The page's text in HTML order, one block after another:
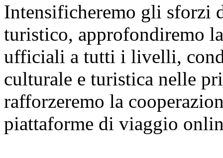
Intensificheremo gli sforzi
turistico, approfondiremo
ufficiali a tutti i livelli,
culturale e turistica nelle
rafforzeremo la
piattaforme di viaggio